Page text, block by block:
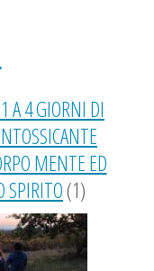
A 4 GIORNI DI
MENTE ED
SPIRITO(1)